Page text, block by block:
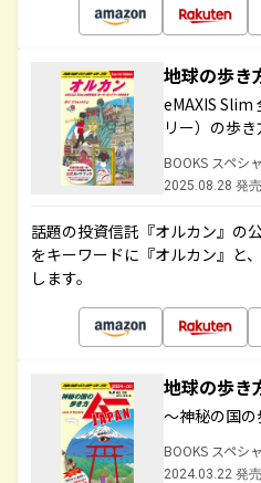
地球の歩
eMAXIS Slim
リー）の歩き
BOOKS スペシ
2025.08.28 発売
話題の投資信託『オルカン』の
をキーワードに『オルカン』と
します。
地球の歩
～神秘の国
BOOKS スペシ
2024.03.22 発売